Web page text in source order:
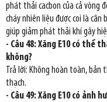
phát thải cacbon của cả vòng
cháy nhiên liệu được coi là
giúp giảm phát thải khí gây
- Câu 48: Xăng E10 có thể
không?
Trả lời: Không hoàn toàn, bản
thạch.
- Câu 49: Xăng E10 có ảnh